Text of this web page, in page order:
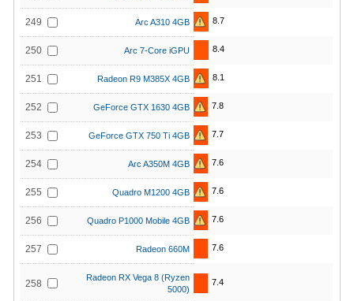
249 Arc A310 4GB 8.7
250 Arc 7-Core iGPU 8.4
251 Radeon R9 M385X 4GB 8.1
252 GeForce GTX 1630 4GB 7.8
253 GeForce GTX 750 Ti 4GB 7.7
254 Arc A350M 4GB 7.6
255 Quadro M1200 4GB 7.6
256 Quadro P1000 Mobile 4GB 7.6
257 Radeon 660M 7.6
258
Radeon RX Vega 8 (Ryzen
5000)
7.4